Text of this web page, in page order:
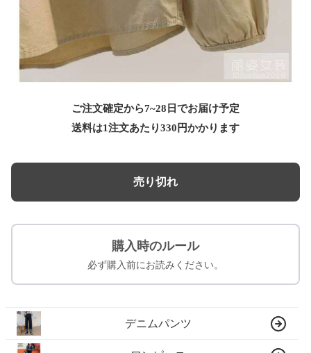
ご注文確定から7~28日でお届け予定
送料は1注文あたり330 円かかります
売り切れ
購入時のルール
必ず購入前にお読みください。
デニムパンツ